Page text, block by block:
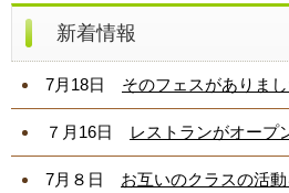
新着情報
7月18日 そのフェスがありま
７月16日 レストランがオープ
7月８日 お互いのクラスの活